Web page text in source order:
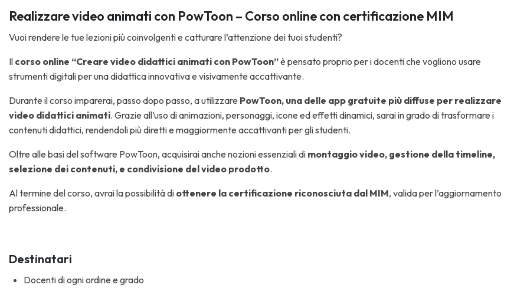
Realizzare video animati con PowToon – Corso online con certificazione MIM
Vuoi rendere le tue lezioni più coinvolgenti e catturare l’attenzione dei tuoi studenti?
Il corso online “Creare video didattici animati con PowToon”è pensato proprio per i docenti che vogliono usare
strumenti digitali per una didattica innovativa e visivamente accattivante.
Durante il corso imparerai, passo dopo passo, a utilizzare PowToon, una delle app gratuite più diffuse per realizzare
video didattici animati. Grazie all’uso di animazioni, personaggi, icone ed effetti dinamici, sarai in grado di trasformare i
contenuti didattici, rendendoli più diretti e maggiormente accattivanti per gli studenti.
Oltre alle basi del software PowToon, acquisirai anche nozioni essenziali di montaggio video, gestione della timeline,
selezione dei contenuti, e condivisione del video prodotto.
Al termine del corso, avrai la possibilità di ottenere la certificazione riconosciuta dal MIM, valida per l’aggiornamento
professionale.
Destinatari
Docenti di ogni ordine e grado